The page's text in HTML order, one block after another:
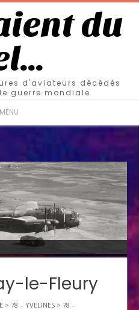
du
d'aviateurs décédés
guerre mondiale
MENU
le-Fleury
> 78 – YVELINES > 78 –